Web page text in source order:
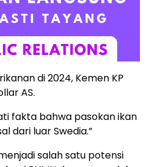
di 2024, Kemen KP
AS.
fakta bahwa pasokan ikan
dari luar Swedia.”
salah satu potensi